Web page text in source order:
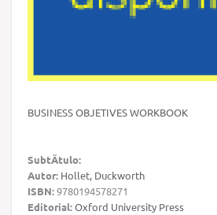
BUSINESS OBJETIVES WORKBOOK
SubtÃ­tulo:
Autor: Hollet, Duckworth
ISBN:9780194578271
Editorial:Oxford University Press